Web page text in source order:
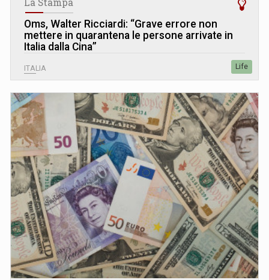
Oms, Walter Ricciardi: “Grave errore non
mettere in quarantena le persone arrivate in
Italia dalla Cina”
ITALIA Life